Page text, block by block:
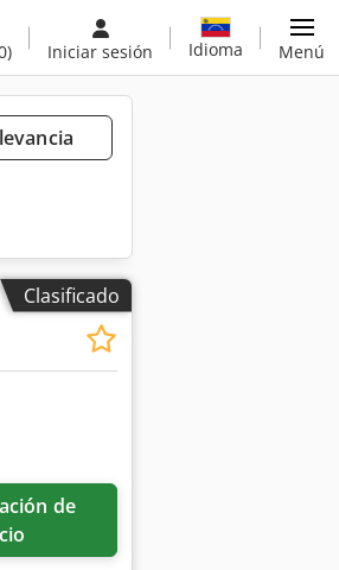
Iniciar sesión Idioma Menú
Clasificado